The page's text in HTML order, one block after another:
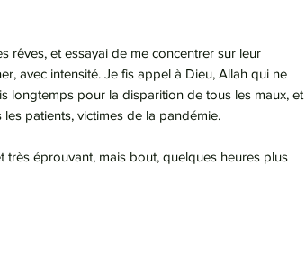
rêves, et essayai de me concentrer sur leur
avec intensité. Je fis appel à Dieu, Allah qui ne
longtemps pour la disparition de tous les maux, et
patients, victimes de la pandémie.
très éprouvant, mais bout, quelques heures plus